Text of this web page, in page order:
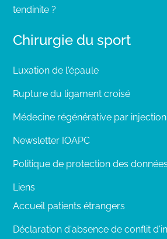
tendinite ?
Chirurgie du sport
Luxation de l'épaule
Rupture du ligament croisé
Médecine régénérative par injection
Newsletter IOAPC
Politique de protection des données
Liens
Accueil patients étrangers
Déclaration d'absence de conflit